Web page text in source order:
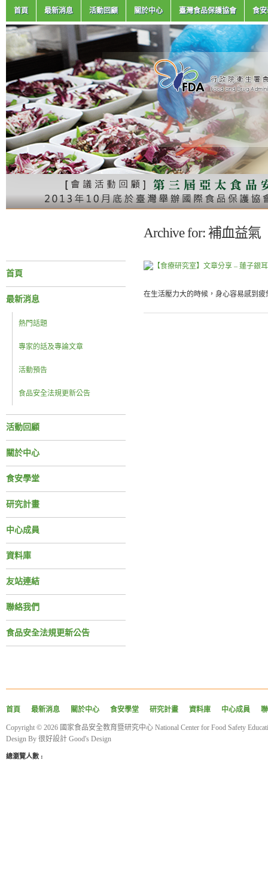
首頁 最新消息 活動回顧 關於中心 臺灣食品保護協會 食
Archive for: 補血益氣
首頁
最新消息
熱門話題
專家的話及專論文章
活動預告
食品安全法規更新公告
活動回顧
關於中心
食安學堂
研究計畫
中心成員
資料庫
友站連結
聯絡我們
食品安全法規更新公告
在生活壓力大的時候，身心容易感到
首頁 最新消息 關於中心 食安學堂 研究計畫 資料庫 中心成員
Copyright © 2026 國家食品安全教育暨研究中心 National Center for Food Safety
Design By 很好設計 Good's Design
總瀏覽人數 :